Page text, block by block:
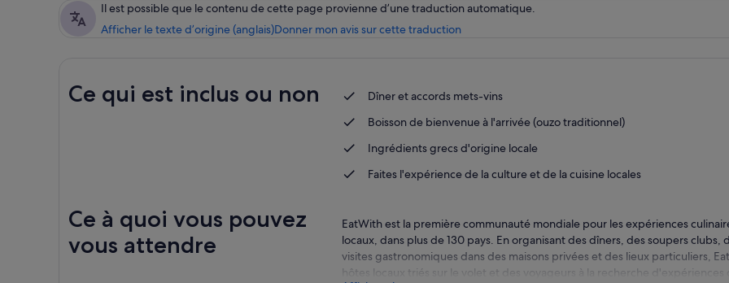
Il est possible que le contenu de cette page provienne d’une traduction automatique.
Afficher le texte d’origine (anglais)Donner mon avis sur cette traductionS’ouvre
Ce qui est inclus ou non
Dîner et accords mets-vins
Boisson de bienvenue à l'arrivée (ouzo traditionnel)
Ingrédients grecs d'origine locale
Faites l'expérience de la culture et de la cuisine locales
Ce à quoi vous pouvez
vous attendre
EatWith est la première communauté mondiale pour les expériences
locaux, dans plus de 130 pays. En organisant des dîners, des soupers clubs,
visites gastronomiques dans des maisons privées et des lieux particuliers,
hôtes locaux triés sur le volet et des voyageurs à la recherche d'expériences